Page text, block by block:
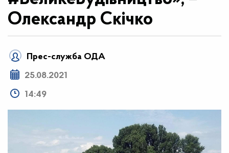
Олександр Скічко
Прес-служба ОДА
25.08.2021
14:49